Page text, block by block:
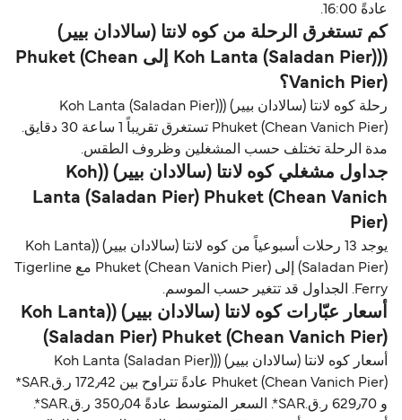
عادةً 16:00.
كم تستغرق الرحلة من كوه لانتا (سالادان بيير)
((Koh Lanta (Saladan Pier) إلى Phuket (Chean
Vanich Pier)؟
رحلة كوه لانتا (سالادان بيير) ((Koh Lanta (Saladan Pier)
Phuket (Chean Vanich Pier) تستغرق تقريباً 1 ساعة 30 دقايق.
مدة الرحلة تختلف حسب المشغلين وظروف الطقس.
جداول مشغلي كوه لانتا (سالادان بيير) ((Koh
Lanta (Saladan Pier) Phuket (Chean Vanich
Pier)
يوجد 13 رحلات أسبوعياً من كوه لانتا (سالادان بيير) ((Koh Lanta
(Saladan Pier) إلى Phuket (Chean Vanich Pier) مع Tigerline
Ferry. الجداول قد تتغير حسب الموسم.
أسعار عبّارات كوه لانتا (سالادان بيير) ((Koh Lanta
(Saladan Pier) Phuket (Chean Vanich Pier)
أسعار كوه لانتا (سالادان بيير) ((Koh Lanta (Saladan Pier)
Phuket (Chean Vanich Pier) عادةً تتراوح بين 172٫42 ر.ق.‏SAR*
و 629٫70 ر.ق.‏SAR*. السعر المتوسط عادةً 350٫04 ر.ق.‏SAR*.